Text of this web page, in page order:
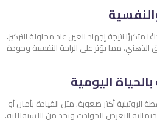
نتيجة إجهاد العين عند محاولة التركيز،
الذهني، مما يؤثر على الراحة النفسية وجودة
اليومية
أكثر صعوبة، مثل القيادة بأمان أو
التعرض للحوادث ويحد من الاستقلالية.